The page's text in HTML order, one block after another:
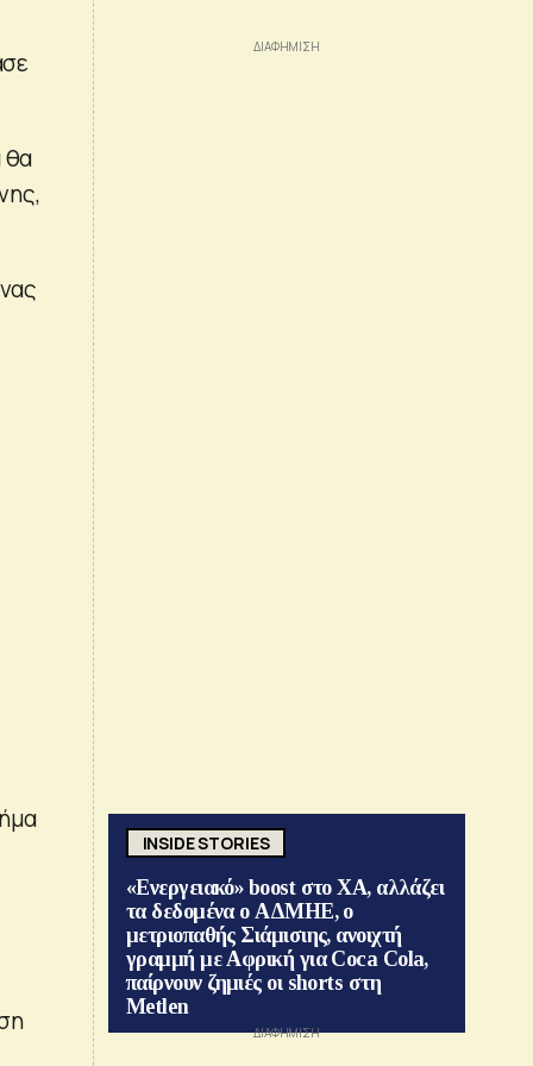
θα
INSIDE STORIES
«Ενεργειακό» boost στο ΧΑ, αλλάζει
τα δεδομένα ο ΑΔΜΗΕ, ο
μετριοπαθής Σιάμισιης, ανοιχτή
γραμμή με Αφρική για Coca Cola,
παίρνουν ζημιές οι shorts στη
Metlen